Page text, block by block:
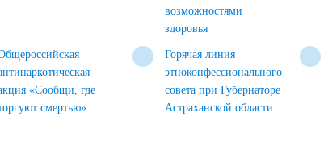
возможностями
здоровья
«Сообщи, где
смертью»
Горячая линия
этноконфессионального
совета при Губернаторе
Астраханской области